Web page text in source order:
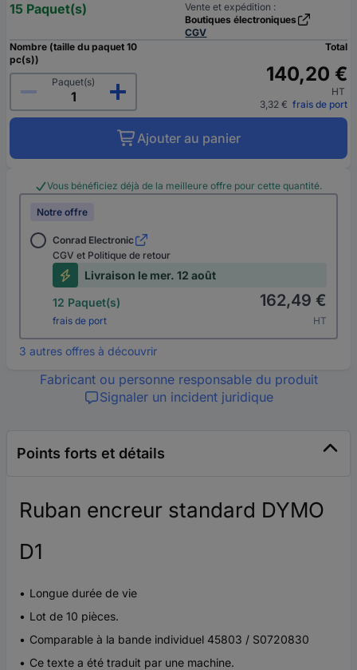
15 Paquet(s)
Vente et expédition :
Boutiques électroniques
CGV
Nombre (taille du paquet 10
pc(s))
Paquet(s)
Total
140,20 €
HT
3,32 € frais de port
Ajouter au panier
Vous bénéficiez déjà de la meilleure offre pour cette quantité.
Notre offre
Conrad Electronic
CGV et Politique de retour
Livraison le mer. 12 août
12 Paquet(s)
frais de port
162,49 €
HT
3 autres offres à découvrir
Fabricant ou personne responsable du produit
Signaler un incident juridique
Points forts et détails
Ruban encreur standard DYMO
D1
Longue durée de vie
Lot de 10 pièces.
Comparable à la bande individuel 45803 / S0720830
Ce texte a été traduit par une machine.